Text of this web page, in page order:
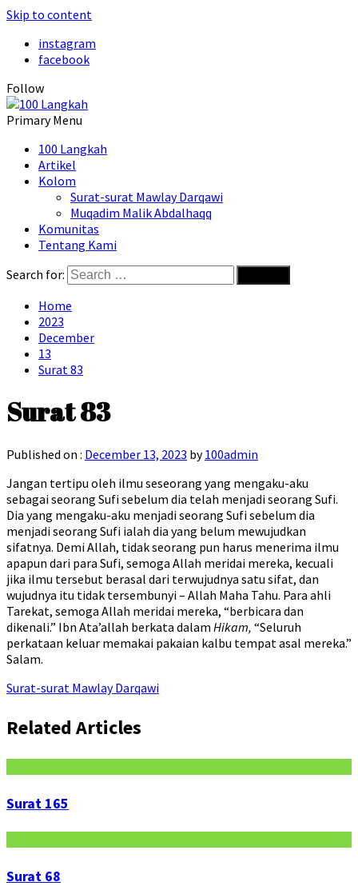
Skip to content
instagram
facebook
Follow
Primary Menu
100 Langkah
Artikel
Kolom
Surat-surat Mawlay Darqawi
Muqadim Malik Abdalhaqq
Komunitas
Tentang Kami
Search for:
Home
2023
December
13
Surat 83
Surat 83
Published on : December 13, 2023 by100admin
Jangan tertipu oleh ilmu seseorang yang mengaku-aku
sebagai seorang Sufi sebelum dia telah menjadi seorang Sufi.
Dia yang mengaku-aku menjadi seorang Sufi sebelum dia
menjadi seorang Sufi ialah dia yang belum mewujudkan
sifatnya. Demi Allah, tidak seorang pun harus menerima ilmu
apapun dari para Sufi, semoga Allah meridai mereka, kecuali
jika ilmu tersebut berasal dari terwujudnya satu sifat, dan
wujudnya itu tidak tersembunyi – Allah Maha Tahu. Para ahli
Tarekat, semoga Allah meridai mereka, “berbicara dan
dikenali.” Ibn Ata’allah berkata dalam Hikam, “Seluruh
perkataan keluar memakai pakaian kalbu tempat asal mereka.”
Salam.
Surat-surat Mawlay Darqawi
Related Articles
Surat 165
Surat 68